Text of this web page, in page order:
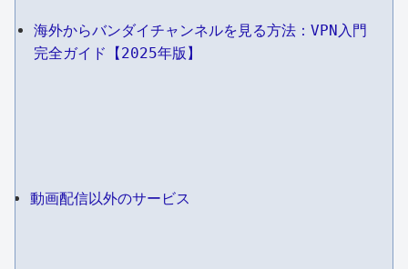
海外からバンダイチャンネルを見る方法：VPN入門
完全ガイド【2025年版】
動画配信以外のサービス